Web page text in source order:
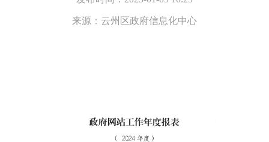
来源： 云州区政府信息化中心